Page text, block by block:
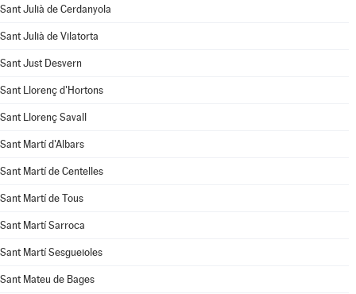
Sant Julià de Cerdanyola
Sant Julià de Vilatorta
Sant Just Desvern
Sant Llorenç d'Hortons
Sant Llorenç Savall
Sant Martí d'Albars
Sant Martí de Centelles
Sant Martí de Tous
Sant Martí Sarroca
Sant Martí Sesgueioles
Sant Mateu de Bages